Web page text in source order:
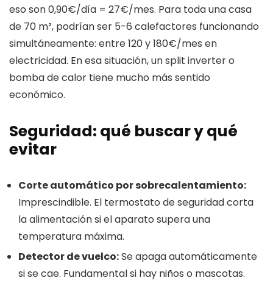
eso son 0,90€/día = 27€/mes. Para toda una casa
de 70 m², podrían ser 5-6 calefactores funcionando
simultáneamente: entre 120 y 180€/mes en
electricidad. En esa situación, un split inverter o
bomba de calor tiene mucho más sentido
económico.
Seguridad: qué buscar y qué
evitar
Corte automático por sobrecalentamiento:
Imprescindible. El termostato de seguridad corta
la alimentación si el aparato supera una
temperatura máxima.
Detector de vuelco:Se apaga automáticamente
si se cae. Fundamental si hay niños o mascotas.